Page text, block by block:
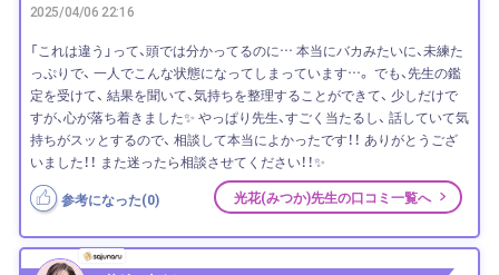
2025/04/06 22:16
「これは違う」って、頭では分かってるのに… 本当にバカみたいに、未練た
っぷりで、 一人でこんな状態になってしまっています…。 でも、先生の鑑
定を受けて、 結果を聞いて、気持ちを整理することができて、 少しだけで
すが、心が落ち着きました✨ やっぱり先生、すごく当たるし、 話していて気
持ちがスッとするので、 相談して本当によかったです！！ ありがとうござ
いました！！ また迷ったら相談させてください！！✨
参考になった(0) 光花(みつか)先生の口コミ一覧へ